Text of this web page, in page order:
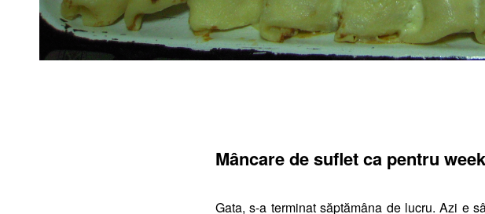
Mâncare de suflet ca pentru
Gata, s-a terminat săptămâna de lucru. Azi e